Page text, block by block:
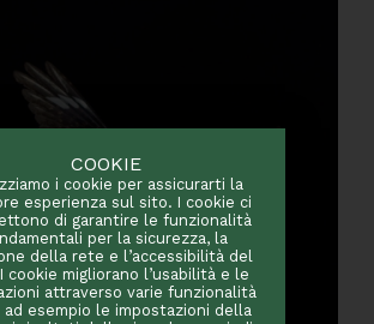
COOKIE
i cookie per assicurarti la
esperienza sul sito. I cookie ci
di garantire le funzionalità
per la sicurezza, la
della rete e l’accessibilità del
cookie migliorano l’usabilità e le
attraverso varie funzionalità
ad esempio le impostazioni della